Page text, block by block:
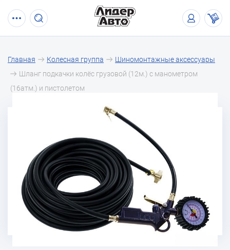
Главная Колесная группа
Шиномонтажные аксессуары
Шланг подкачки колёс грузовой (12м.) с манометром
(16атм.) и пистолетом